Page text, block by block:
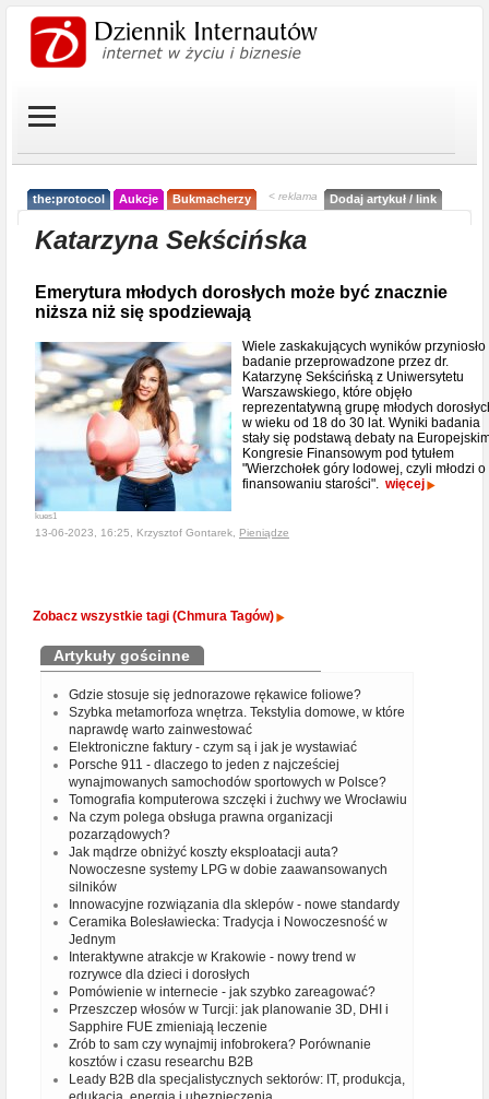
the:protocol Aukcje Bukmacherzy < reklama Dodaj artykuł / link
Katarzyna Sekścińska
Emerytura młodych dorosłych może być znacznie
niższa niż się spodziewają
kues1
Wiele zaskakujących wyników przyniosło
badanie przeprowadzone przez dr.
Katarzynę Sekścińską z Uniwersytetu
Warszawskiego, które objęło
reprezentatywną grupę młodych
w wieku od 18 do 30 lat. Wyniki badania
stały się podstawą debaty na
Kongresie Finansowym pod tytułem
"Wierzchołek góry lodowej, czyli młodzi o
finansowaniu starości". więcej
13-06-2023, 16:25, Krzysztof Gontarek, Pieniądze
Zobacz wszystkie tagi (Chmura Tagów)
Artykuły gościnne
Gdzie stosuje się jednorazowe rękawice foliowe?
Szybka metamorfoza wnętrza. Tekstylia domowe, w które
naprawdę warto zainwestować
Elektroniczne faktury - czym są i jak je wystawiać
Porsche 911 - dlaczego to jeden z najcześciej
wynajmowanych samochodów sportowych w Polsce?
Tomografia komputerowa szczęki i żuchwy we Wrocławiu
Na czym polega obsługa prawna organizacji
pozarządowych?
Jak mądrze obniżyć koszty eksploatacji auta?
Nowoczesne systemy LPG w dobie zaawansowanych
silników
Innowacyjne rozwiązania dla sklepów - nowe standardy
Ceramika Bolesławiecka: Tradycja i Nowoczesność w
Jednym
Interaktywne atrakcje w Krakowie - nowy trend w
rozrywce dla dzieci i dorosłych
Pomówienie w internecie - jak szybko zareagować?
Przeszczep włosów w Turcji: jak planowanie 3D, DHI i
Sapphire FUE zmieniają leczenie
Zrób to sam czy wynajmij infobrokera? Porównanie
kosztów i czasu researchu B2B
Leady B2B dla specjalistycznych sektorów: IT, produkcja,